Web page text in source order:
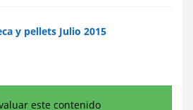
y pellets Julio 2015
este contenido